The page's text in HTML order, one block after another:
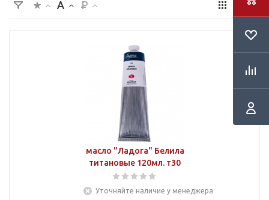
масло "Ладога" Белила
титановые 120мл. т30
Уточняйте наличие у менеджера